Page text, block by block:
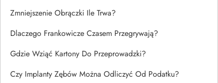
Zmniejszenie Obrączki Ile Trwa?
Dlaczego Frankowicze Czasem Przegrywają?
Gdzie Wziąć Kartony Do Przeprowadzki?
Czy Implanty Zębów Można Odliczyć Od Podatku?